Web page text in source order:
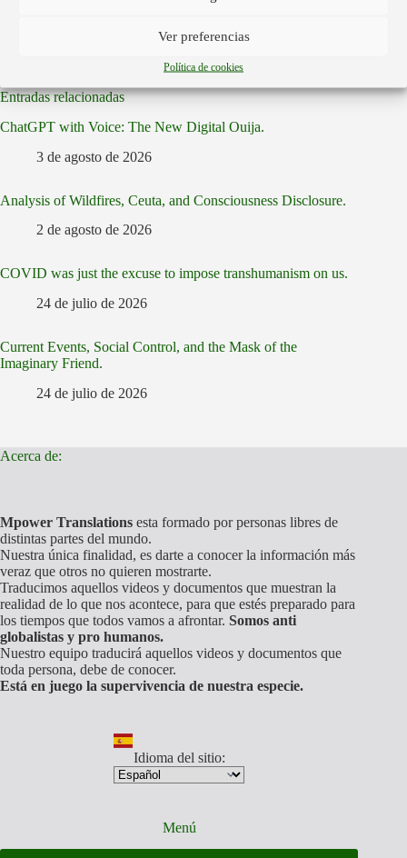
Ver preferencias
Política de cookies
Entradas relacionadas
ChatGPT with Voice: The New Digital Ouija.
3 de agosto de 2026
Analysis of Wildfires, Ceuta, and Consciousness Disclosure.
2 de agosto de 2026
COVID was just the excuse to impose transhumanism on us.
24 de julio de 2026
Current Events, Social Control, and the Mask of the
Imaginary Friend.
24 de julio de 2026
Acerca de:
Mpower Translations esta formado por personas libres de
distintas partes del mundo.
Nuestra única finalidad, es darte a conocer la información más
veraz que otros no quieren mostrarte.
Traducimos aquellos videos y documentos que muestran la
realidad de lo que nos acontece, para que estés preparado para
los tiempos que todos vamos a afrontar. Somos anti
globalistas y pro humanos.
Nuestro equipo traducirá aquellos videos y documentos que
toda persona, debe de conocer.
Está en juego la supervivencia de nuestra especie.
Idioma del sitio:
Menú